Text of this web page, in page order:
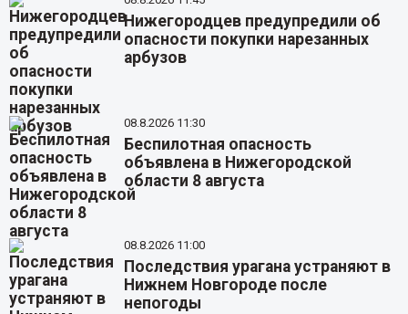
Нижегородцев предупредили об
опасности покупки нарезанных
арбузов
08.8.2026 11:30
Беспилотная опасность
объявлена в Нижегородской
области 8 августа
08.8.2026 11:00
Последствия урагана устраняют в
Нижнем Новгороде после
непогоды